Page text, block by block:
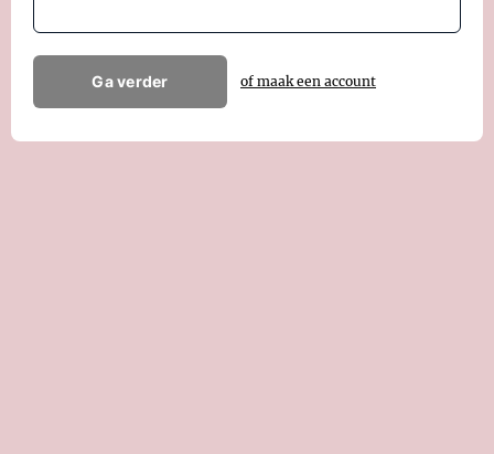
Ga verder of maak een account